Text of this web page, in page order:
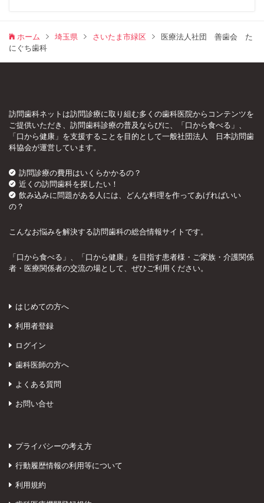
ホーム 埼玉県 さいたま市緑区
医療法人社団 善歯会 た
にぐち歯科
訪問歯科ネットは訪問診療に取り組む多くの歯科医院からコンテンツを
ご提供いただき、訪問歯科診療の普及ならびに、「口から食べる」、
「口から健康」を支援することを目的として一般社団法人 日本訪問歯
科協会が運営しています。
訪問診療の費用はいくらかかるの？
近くの訪問歯科を探したい！
飲み込みに問題がある人には、どんな料理を作ってあげればいい
の？
こんなお悩みを解決する訪問歯科の総合情報サイトです。
「口から食べる」、「口から健康」を目指す患者様・ご家族・介護関係
者・医療関係者の交流の場として、ぜひご利用ください。
はじめての方へ
利用者登録
ログイン
歯科医師の方へ
よくある質問
お問い合せ
プライバシーの考え方
行動履歴情報の利用等について
利用規約